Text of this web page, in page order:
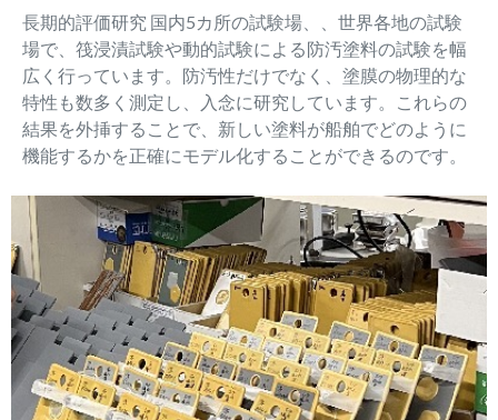
長期的評価研究 国内5カ所の試験場、、世界各地の試験
場で、筏浸漬試験や動的試験による防汚塗料の試験を幅
広く行っています。防汚性だけでなく、塗膜の物理的な
特性も数多く測定し、入念に研究しています。これらの
結果を外挿することで、新しい塗料が船舶でどのように
機能するかを正確にモデル化することができるのです。